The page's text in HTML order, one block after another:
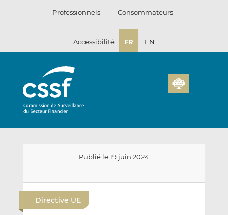
Professionnels Consommateurs
Accessibilité FR EN
Publié le 19 juin 2024
Directive UE